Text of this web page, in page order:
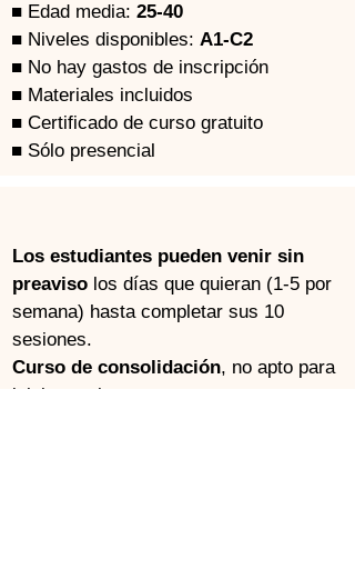
■ Edad media: 25-40
■ Niveles disponibles: A1-C2
■ No hay gastos de inscripción
■ Materiales incluidos
■ Certificado de curso gratuito
■ Sólo presencial
Los estudiantes pueden venir sin
preaviso los días que quieran (1-5 por
semana) hasta completar sus 10
sesiones.
Curso de consolidación, no apto para
iniciarse ni avanzar.